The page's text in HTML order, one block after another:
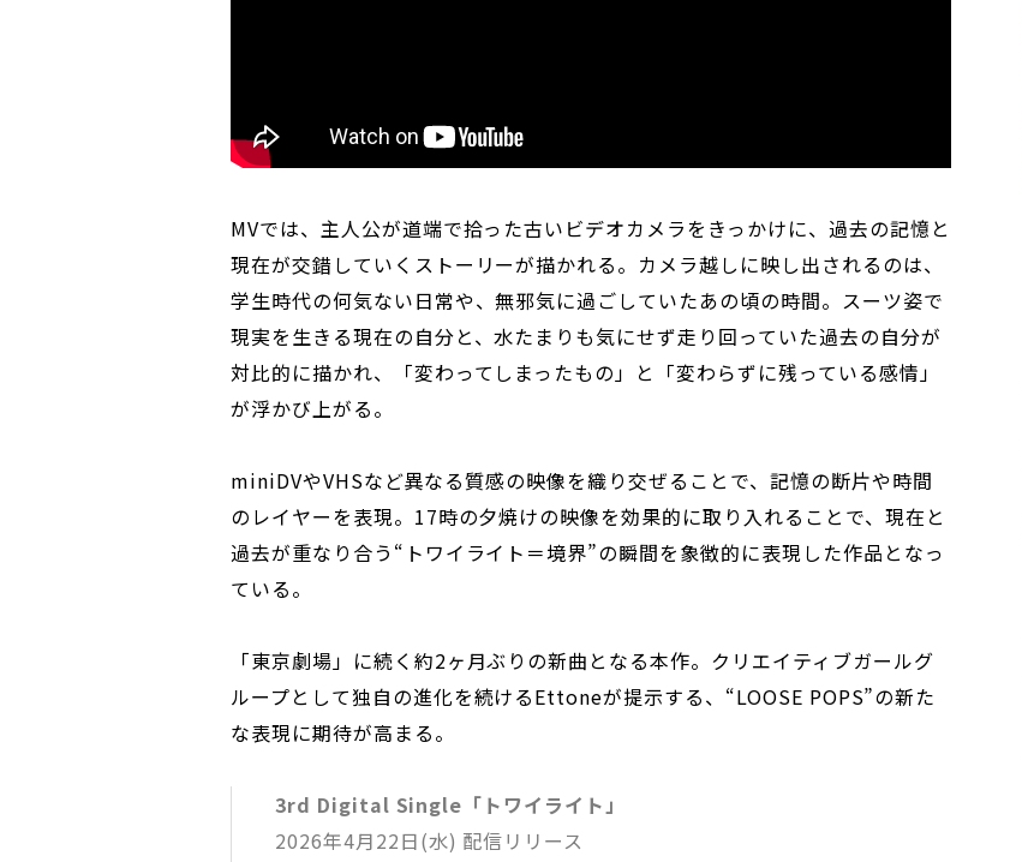
MVでは、主人公が道端で拾った古いビデオカメラをきっかけに、過去の記憶と
現在が交錯していくストーリーが描かれる。カメラ越しに映し出されるのは、
学生時代の何気ない日常や、無邪気に過ごしていたあの頃の時間。スーツ姿で
現実を生きる現在の自分と、水たまりも気にせず走り回っていた過去の自分が
対比的に描かれ、「変わってしまったもの」と「変わらずに残っている感情」
が浮かび上がる。
miniDVやVHSなど異なる質感の映像を織り交ぜることで、記憶の断片や時間
のレイヤーを表現。17時の夕焼けの映像を効果的に取り入れることで、現在と
過去が重なり合う“トワイライト＝境界”の瞬間を象徴的に表現した作品となっ
ている。
「東京劇場」に続く約2ヶ月ぶりの新曲となる本作。クリエイティブガールグ
ループとして独自の進化を続けるEttoneが提示する、“LOOSE POPS”の新た
な表現に期待が高まる。
3rd Digital Single「トワイライト」
2026年4月22日(水) 配信リリース